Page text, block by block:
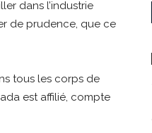
dans l’industrie
de prudence, que ce
tous les corps de
est affilié, compte